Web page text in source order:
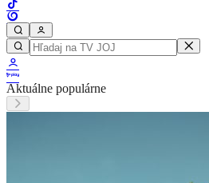
Aktuálne populárne